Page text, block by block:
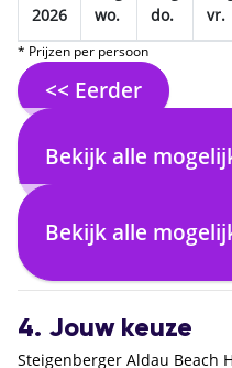
2026
wo.
do.
vr.
* Prijzen per persoon
<< Eerder
2. Selecteer
Bekijk alle
3. Selecteer
Bekijk alle
4. Jouw keuze
Steigenberger Aldau Beach